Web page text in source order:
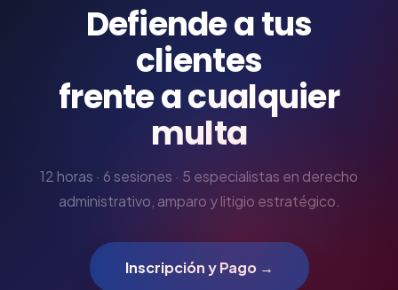
Defiende a tus
clientes
frente a cualquier
multa
12 horas · 6 sesiones · 5 especialistas en derecho
administrativo, amparo y litigio estratégico.
Inscripción y Pago →